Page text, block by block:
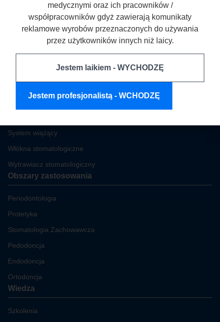
T:+48 887 883 005
biuro@arkonadent.com
Opieka periodontologiczna
System wiążący
Włókna stomatologiczne
Wytrawiacz stomatologiczny
Obszary zastosowania
Periodontologia
Protetyka
Stomatologia Zachowawcza
Pedodoncja
Endodoncja
Ortodoncja
Wiedza
Szkolenia
medycznymi oraz ich pracowników /
współpracowników gdyż zawierają komunikaty
reklamowe wyrobów przeznaczonych do używania
przez użytkowników innych niż laicy.
Jestem laikiem - WYCHODZĘ
Jestem profesjonalistą - WCHODZĘ